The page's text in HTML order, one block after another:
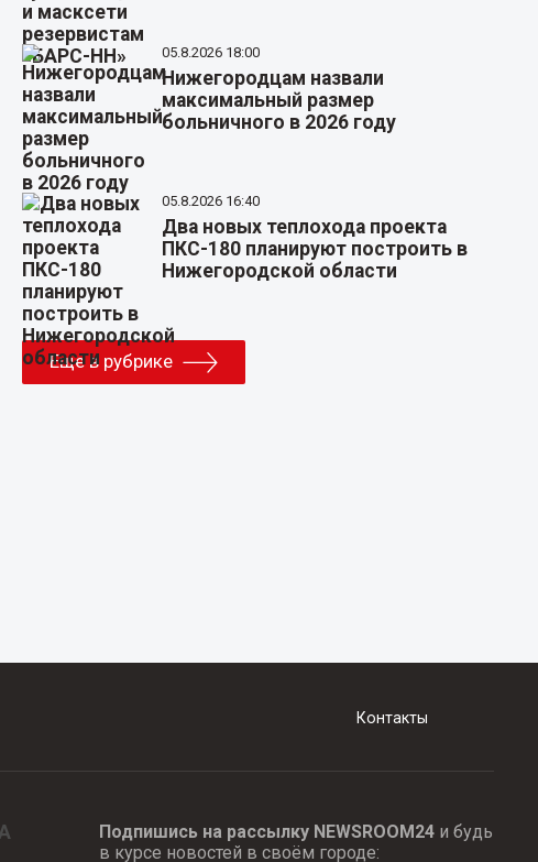
05.8.2026 18:00
Нижегородцам назвали
максимальный размер
больничного в 2026 году
05.8.2026 16:40
Два новых теплохода проекта
ПКС-180 планируют построить в
Нижегородской области
Еще в рубрике
Контакты
Подпишись на рассылку NEWSROOM24и будь
в курсе новостей в своём городе: